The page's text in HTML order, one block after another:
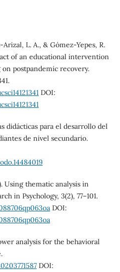
L. A., & Gómez-Yepes, R.
of an educational intervention
postpandemic recovery.
DOI:
didácticas para el desarrollo del
de nivel secundario.
Using thematic analysis in
in Psychology, 3(2), 77–101.
DOI:
analysis for the behavioral
DOI: